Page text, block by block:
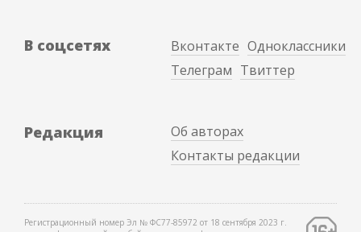
В соцсетях Вконтакте Одноклассники
Телеграм Твиттер
Редакция
Об авторах
Контакты редакции
Регистрационный номер Эл № ФС77-85972 от 18 сентября 2023 г.